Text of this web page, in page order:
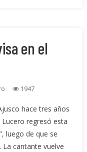
en el
1947
hace tres años
regresó esta
luego de que se
cantante vuelve